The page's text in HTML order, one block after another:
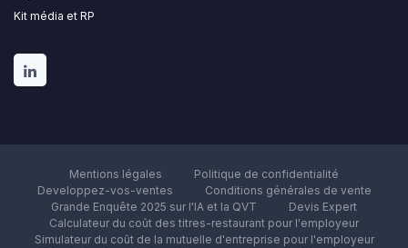
Kit média et RP
Mentions légales
Politique de confidentialité
Developpez-vos-ventes
Conditions générales de vente
Grande Enquête 2025 sur l'IA et la QVT
Devis Expert
Calculateur du coût des titres-restaurant pour l'employeur
Simulateur du coût de la mutuelle d'entreprise pour l'employeur